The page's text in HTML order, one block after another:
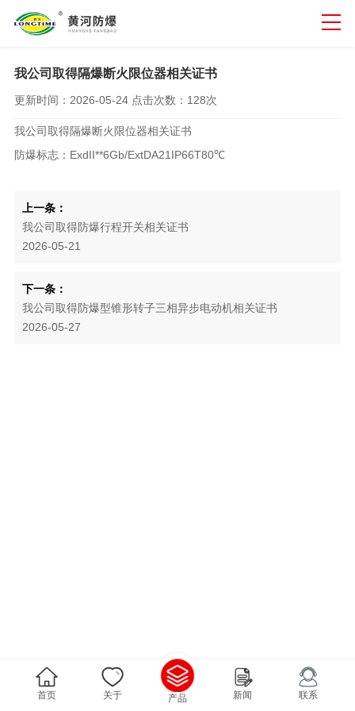
我公司取得隔爆断火限位器相关证书
更新时间： 2026-05-24 点击次数： 128次
我公司取得隔爆断火限位器相关证书
防爆标志：ExdII**6Gb/ExtDA21IP66T80℃
上一条：
我公司取得防爆行程开关相关证书
2026-05-21
下一条：
我公司取得防爆型锥形转子三相异步电动机相关证书
2026-05-27
首页 关于 产品 新闻 联系